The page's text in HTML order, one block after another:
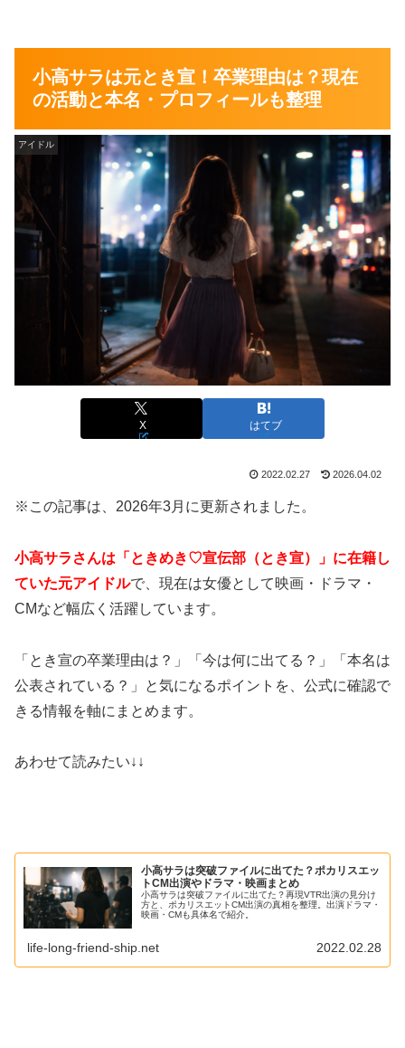
小高サラは元とき宣！卒業理由は？現在
の活動と本名・プロフィールも整理
アイドル
X はてブ
2022.02.27 2026.04.02
※この記事は、2026年3月に更新されました。
小高サラさんは「ときめき♡宣伝部（とき宣）」に在籍し
ていた元アイドルで、現在は女優として映画・ドラマ・
CMなど幅広く活躍しています。
「とき宣の卒業理由は？」「今は何に出てる？」「本名は
公表されている？」と気になるポイントを、公式に確認で
きる情報を軸にまとめます。
あわせて読みたい↓↓
小高サラは突破ファイルに出てた？ポカリスエッ
トCM出演やドラマ・映画まとめ
小高サラは突破ファイルに出てた？再現VTR出演の見分け
方と、ポカリスエットCM出演の真相を整理。出演ドラマ・
映画・CMも具体名で紹介。
life-long-friend-ship.net 2022.02.28